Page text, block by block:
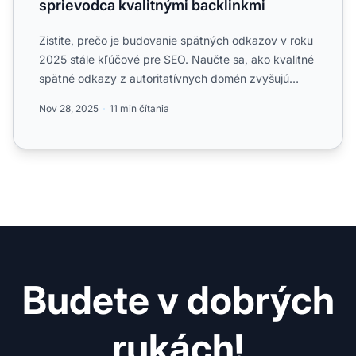
sprievodca kvalitnými backlinkmi
Zistite, prečo je budovanie spätných odkazov v roku
2025 stále kľúčové pre SEO. Naučte sa, ako kvalitné
spätné odkazy z autoritatívnych domén zvyšujú
Nov 28, 2025 11 min čítania
Budete v dobrých